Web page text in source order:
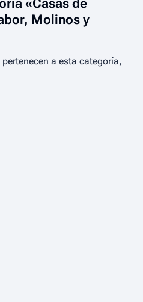
«Casas de
Molinos y
a esta categoría,